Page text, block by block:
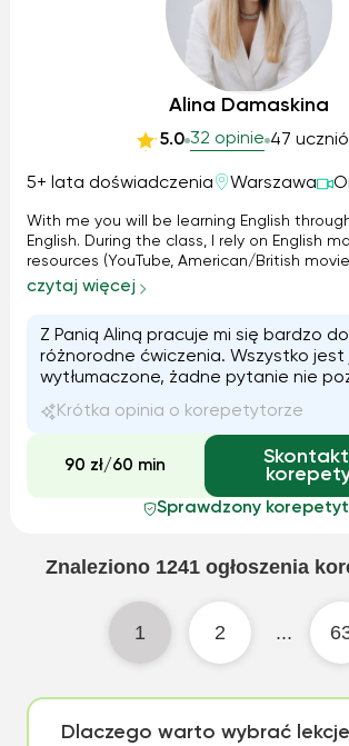
Alina Damaskina
5.0 32 opinie 47
5+ lata doświadczenia Warszawa
With me you will be learning English
English. During the class, I rely on English
resources (YouTube, American/British
number of professional books on grammar,
each student.
czytaj więcej
Z Panią Aliną pracuje mi się bardzo
różnorodne ćwiczenia. Wszystko jest
wytłumaczone, żadne pytanie nie
Krótka opinia o korepetytorze
90 zł/60 min
Sprawdzony
Znaleziono 1241 ogłoszenia
1 2 ...
Dlaczego warto wybrać